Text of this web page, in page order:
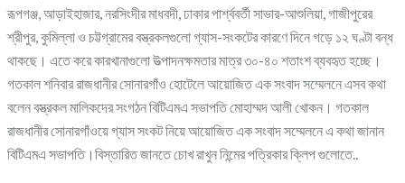
রূপগঞ্জ, আড়াইহাজার, নরসিংদীর মাধবদী, ঢাকার পার্শ্ববর্তী সাভার-আশুলিয়া, গাজীপুরের
শ্রীপুর, কুমিল্লা ও চট্টগ্রামের বস্ত্রকলগুলো গ্যাস-সংকটের কারণে দিনে গড়ে ১২ ঘণ্টা বন্ধ
থাকছে। এতে করে কারখানাগুলো উত্পাদনক্ষমতার মাত্র ৩০-৪০ শতাংশ ব্যবহৃত হচ্ছে।
গতকাল শনিবার রাজধানীর সোনারগাঁও হোটেলে আয়োজিত এক সংবাদ সম্মেলনে এসব কথা
বলেন বস্ত্রকল মালিকদের সংগঠন বিটিএমএ সভাপতি মোহাম্মদ আলী খোকন। গতকাল
রাজধানীর সোনারগাঁওয়ে গ্যাস সংকট নিয়ে আয়োজিত এক সংবাদ সম্মেলনে এ কথা জানান
বিটিএমএ সভাপতি।বিস্তারিত জানতে চোখ রাখুন নিন্মের পত্রিকার ক্লিপ গুলোতে..